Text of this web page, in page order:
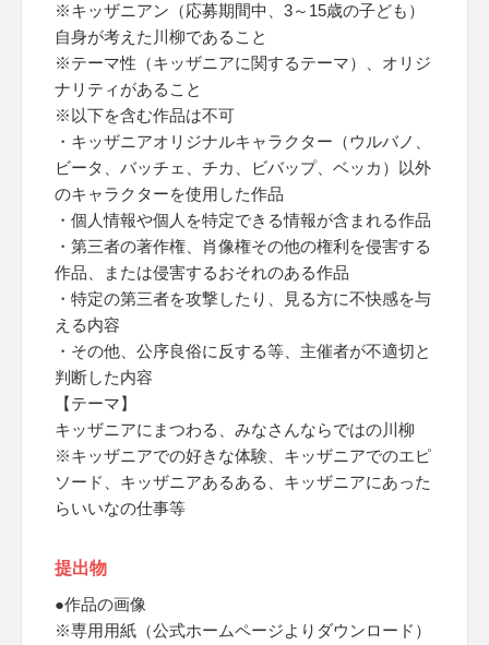
※キッザニアン（応募期間中、3～15歳の子ども）
自身が考えた川柳であること
※テーマ性（キッザニアに関するテーマ）、オリジ
ナリティがあること
※以下を含む作品は不可
・キッザニアオリジナルキャラクター（ウルバノ、
ビータ、バッチェ、チカ、ビバップ、ベッカ）以外
のキャラクターを使用した作品
・個人情報や個人を特定できる情報が含まれる作品
・第三者の著作権、肖像権その他の権利を侵害する
作品、または侵害するおそれのある作品
・特定の第三者を攻撃したり、見る方に不快感を与
える内容
・その他、公序良俗に反する等、主催者が不適切と
判断した内容
【テーマ】
キッザニアにまつわる、みなさんならではの川柳
※キッザニアでの好きな体験、キッザニアでのエピ
ソード、キッザニアあるある、キッザニアにあった
らいいなの仕事等
提出物
●作品の画像
※専用用紙（公式ホームページよりダウンロード）